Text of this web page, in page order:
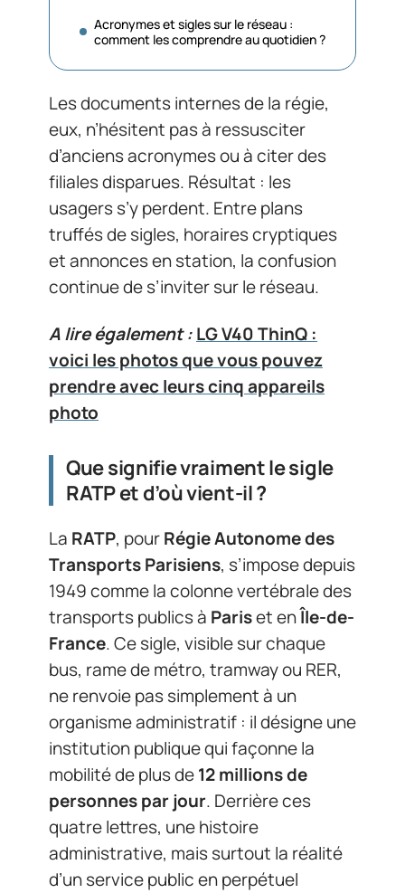
Acronymes et sigles sur le réseau :
comment les comprendre au quotidien ?
Les documents internes de la régie,
eux, n’hésitent pas à ressusciter
d’anciens acronymes ou à citer des
filiales disparues. Résultat : les
usagers s’y perdent. Entre plans
truffés de sigles, horaires cryptiques
et annonces en station, la confusion
continue de s’inviter sur le réseau.
A lire également :LG V40 ThinQ :
voici les photos que vous pouvez
prendre avec leurs cinq appareils
photo
Que signifie vraiment le sigle
RATP et d’où vient-il ?
La RATP, pourRégie Autonome des
Transports Parisiens, s’impose depuis
1949 comme la colonne vertébrale des
transports publics à Pariset enÎle-de-
France. Ce sigle, visible sur chaque
bus, rame de métro, tramway ou RER,
ne renvoie pas simplement à un
organisme administratif : il désigne une
institution publique qui façonne la
mobilité de plus de12 millions de
personnes par jour. Derrière ces
quatre lettres, une histoire
administrative, mais surtout la réalité
d’un service public en perpétuel